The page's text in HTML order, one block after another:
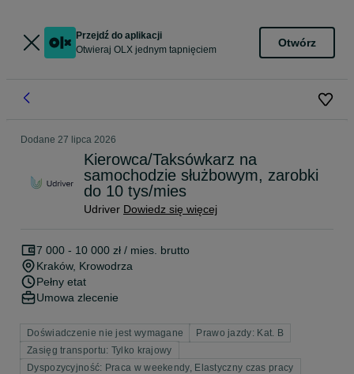
Przejdź do aplikacji
Otwieraj OLX jednym tapnięciem
Otwórz
Dodane 27 lipca 2026
Kierowca/Taksówkarz na
samochodzie służbowym, zarobki
do 10 tys/mies
Udriver Dowiedz się więcej
7 000 - 10 000 zł / mies. brutto
Kraków, Krowodrza
Pełny etat
Umowa zlecenie
Doświadczenie nie jest wymagane
Prawo jazdy: Kat. B
Zasięg transportu: Tylko krajowy
Dyspozycyjność: Praca w weekendy, Elastyczny czas pracy